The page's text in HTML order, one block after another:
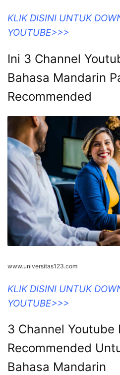
KLIK DISINI UNTUK
YOUTUBE>>>
Ini 3 Channel
Bahasa Mandarin
Recommended
www.universitas123.com
KLIK DISINI UNTUK
YOUTUBE>>>
3 Channel Youtube
Recommended
Bahasa Mandarin